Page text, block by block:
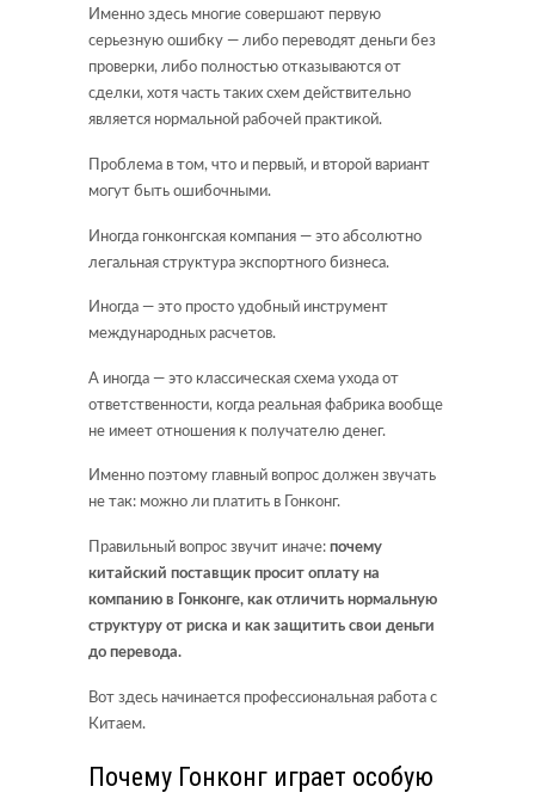
Именно здесь многие совершают первую
серьезную ошибку — либо переводят деньги без
проверки, либо полностью отказываются от
сделки, хотя часть таких схем действительно
является нормальной рабочей практикой.
Проблема в том, что и первый, и второй вариант
могут быть ошибочными.
Иногда гонконгская компания — это абсолютно
легальная структура экспортного бизнеса.
Иногда — это просто удобный инструмент
международных расчетов.
А иногда — это классическая схема ухода от
ответственности, когда реальная фабрика вообще
не имеет отношения к получателю денег.
Именно поэтому главный вопрос должен звучать
не так: можно ли платить в Гонконг.
Правильный вопрос звучит иначе: почему
китайский поставщик просит оплату на
компанию в Гонконге, как отличить нормальную
структуру от риска и как защитить свои деньги
до перевода.
Вот здесь начинается профессиональная работа с
Китаем.
Почему Гонконг играет особую